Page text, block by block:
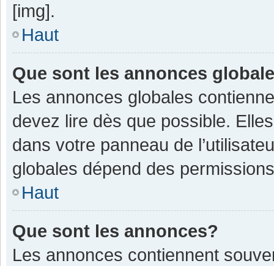
[img].
Haut
Que sont les annonces
Les annonces globales
devez lire dès que possible.
dans votre panneau de
globales dépend des
Haut
Que sont les annonces?
Les annonces contiennent